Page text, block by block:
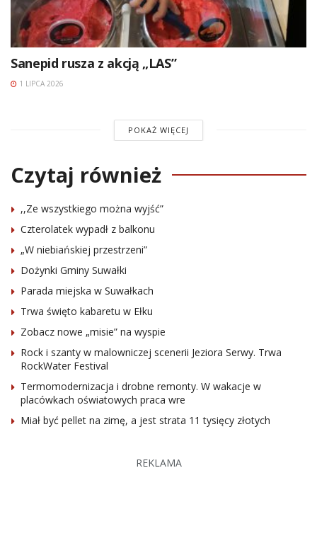
Sanepid rusza z akcją „LAS”
1 LIPCA 2026
POKAŻ WIĘCEJ
Czytaj również
,,Ze wszystkiego można wyjść”
Czterolatek wypadł z balkonu
„W niebiańskiej przestrzeni”
Dożynki Gminy Suwałki
Parada miejska w Suwałkach
Trwa święto kabaretu w Ełku
Zobacz nowe „misie” na wyspie
Rock i szanty w malowniczej scenerii Jeziora Serwy. Trwa
RockWater Festival
Termomodernizacja i drobne remonty. W wakacje w
placówkach oświatowych praca wre
Miał być pellet na zimę, a jest strata 11 tysięcy złotych
REKLAMA